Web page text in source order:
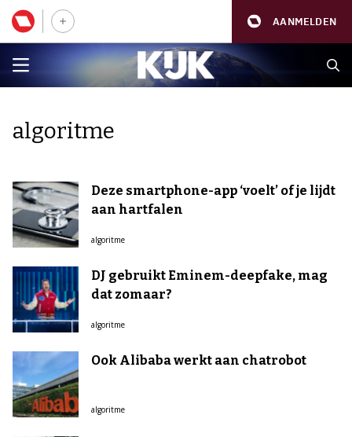
AANMELDEN
algoritme
Deze smartphone-app ‘voelt’ of je lijdt
aan hartfalen
algoritme
DJ gebruikt Eminem-deepfake, mag
dat zomaar?
algoritme
Ook Alibaba werkt aan chatrobot
algoritme